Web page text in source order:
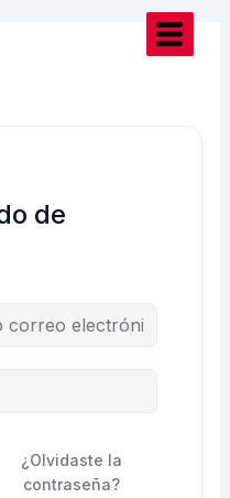
de
¿Olvidaste la
contraseña?